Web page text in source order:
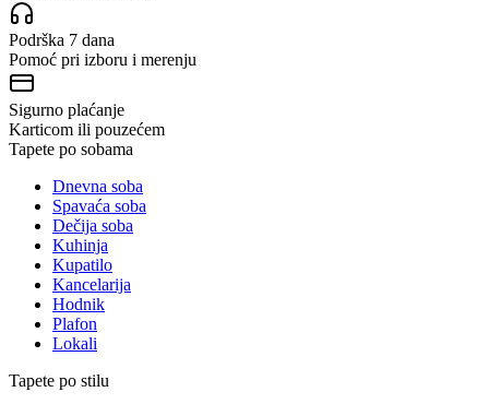
Podrška 7 dana
Pomoć pri izboru i merenju
Sigurno plaćanje
Karticom ili pouzećem
Tapete po sobama
Dnevna soba
Spavaća soba
Dečija soba
Kuhinja
Kupatilo
Kancelarija
Hodnik
Plafon
Lokali
Tapete po stilu